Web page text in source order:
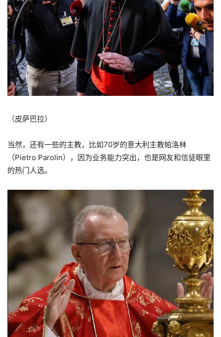
（皮萨巴拉）
当然，还有一些的主教，比如70岁的意大利主教帕洛林
（Pietro Parolin），因为业务能力突出，也是网友和信徒眼里
的热门人选。